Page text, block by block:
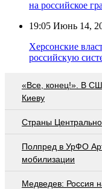
на российское
19:05 Июнь 14,
Херсонские
российскую
«Все, конец!». В
Киеву
Страны
Полпред в УрФО
мобилизации
Медведев: Россия